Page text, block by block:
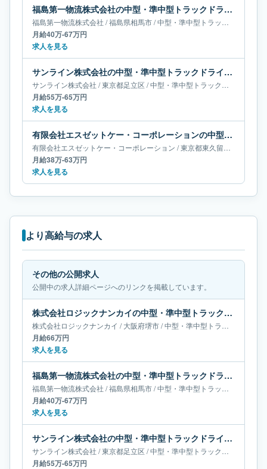
福島第一物流株式会社の中型・準中型トラックドライバー求人｜福島県相馬市｜月給40万-67万円
福島第一物流株式会社 /福島県相馬市/中型・準中型トラックドライバー
月給40万-67万円
求人を見る
サンライン株式会社の中型・準中型トラックドライバー求人｜東京都足立区｜月給55万-65万円
サンライン株式会社 /東京都足立区 /中型・準中型トラックドライバー
月給55万-65万円
求人を見る
有限会社エスゼットケー・コーポレーションの中型・準中型トラックドライバー求人｜東京都東久留米市｜月給38万-63万円
有限会社エスゼットケー・コーポレーション /東京都東久留米市
月給38万-63万円
求人を見る
より高給与の求人
その他の公開求人
公開中の求人詳細ページへのリンクを掲載しています。
株式会社ロジックナンカイの中型・準中型トラックドライバー求人｜大阪府堺市｜月給66万円
株式会社ロジックナンカイ /大阪府堺市/中型・準中型トラックドライバー
月給66万円
求人を見る
福島第一物流株式会社の中型・準中型トラックドライバー求人｜福島県相馬市｜月給40万-67万円
福島第一物流株式会社 /福島県相馬市/中型・準中型トラックドライバー
月給40万-67万円
求人を見る
サンライン株式会社の中型・準中型トラックドライバー求人｜東京都足立区｜月給55万-65万円
サンライン株式会社 /東京都足立区 /中型・準中型トラックドライバー
月給55万-65万円